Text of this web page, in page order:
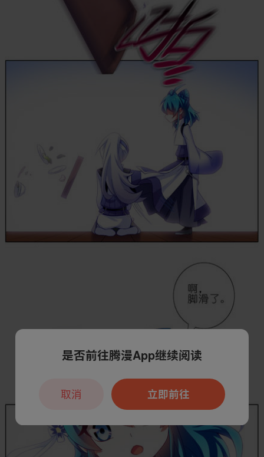
是否前往腾漫App继续阅读
立即前往
取消